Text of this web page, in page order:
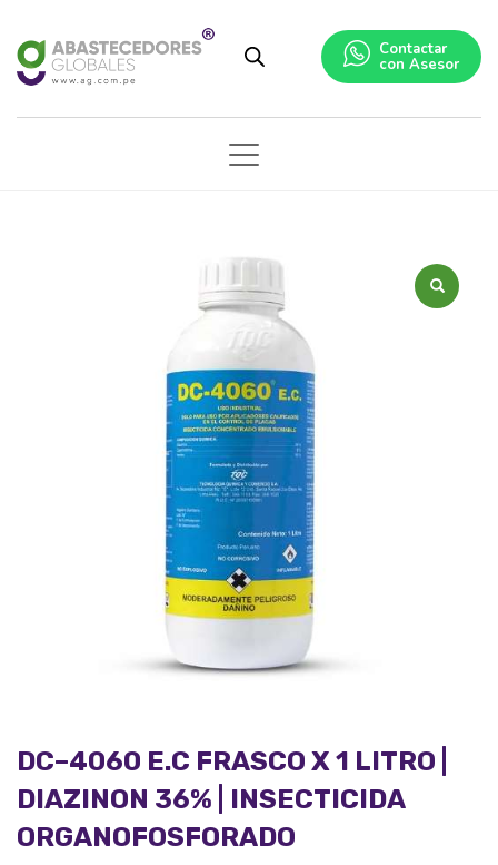
Contactar
con Asesor
DC–4060 E.C FRASCO X 1 LITRO |
DIAZINON 36% | INSECTICIDA
ORGANOFOSFORADO